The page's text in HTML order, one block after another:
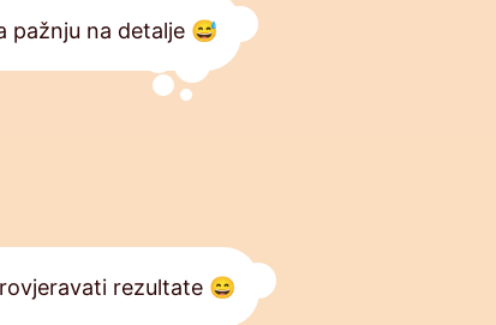
pažnju na detalje 😅
rezultate 😄